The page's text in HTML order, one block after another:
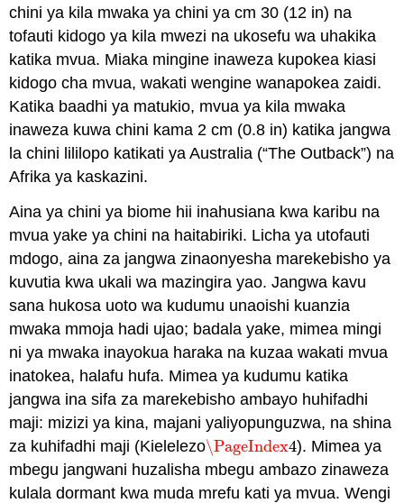
chini ya kila mwaka ya chini ya cm 30 (12 in) na
tofauti kidogo ya kila mwezi na ukosefu wa uhakika
katika mvua. Miaka mingine inaweza kupokea kiasi
kidogo cha mvua, wakati wengine wanapokea zaidi.
Katika baadhi ya matukio, mvua ya kila mwaka
inaweza kuwa chini kama 2 cm (0.8 in) katika jangwa
la chini lililopo katikati ya Australia (“The Outback”) na
Afrika ya kaskazini.
Aina ya chini ya biome hii inahusiana kwa karibu na
mvua yake ya chini na haitabiriki. Licha ya utofauti
mdogo, aina za jangwa zinaonyesha marekebisho ya
kuvutia kwa ukali wa mazingira yao. Jangwa kavu
sana hukosa uoto wa kudumu unaoishi kuanzia
mwaka mmoja hadi ujao; badala yake, mimea mingi
ni ya mwaka inayokua haraka na kuzaa wakati mvua
inatokea, halafu hufa. Mimea ya kudumu katika
jangwa ina sifa za marekebisho ambayo huhifadhi
maji: mizizi ya kina, majani yaliyopunguzwa, na shina
za kuhifadhi maji (Kielelezo\PageIndex4
\PageIndex4). Mimea ya
mbegu jangwani huzalisha mbegu ambazo zinaweza
kulala dormant kwa muda mrefu kati ya mvua. Wengi